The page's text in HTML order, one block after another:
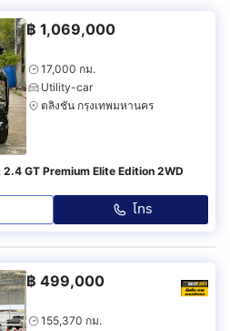
฿ 1,069,000
17,000 กม.
Utility-car
ตลิ่งชัน กรุงเทพมหานคร
2024 Mitsubishi Pajero Sport 2.4 GT Premium Elite Edition 2WD
โทร
฿ 499,000
155,370 กม.